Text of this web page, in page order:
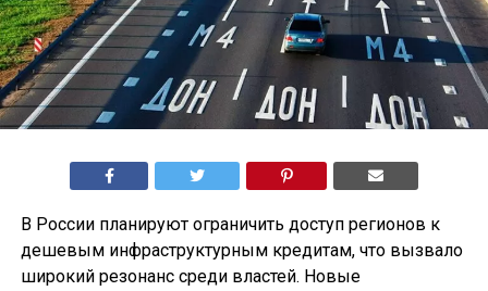
В России планируют ограничить доступ регионов к
дешевым инфраструктурным кредитам, что вызвало
широкий резонанс среди властей. Новые